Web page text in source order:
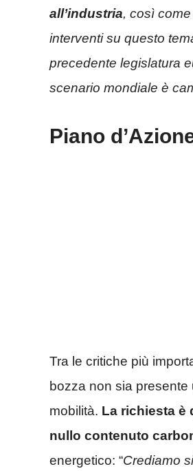
all’industria, così
interventi su questo
precedente legislatura
scenario mondiale è
Piano
Tra le critiche più
bozza non sia
mobilità. La richiesta è
nullo contenuto
energetico: “Crediamo